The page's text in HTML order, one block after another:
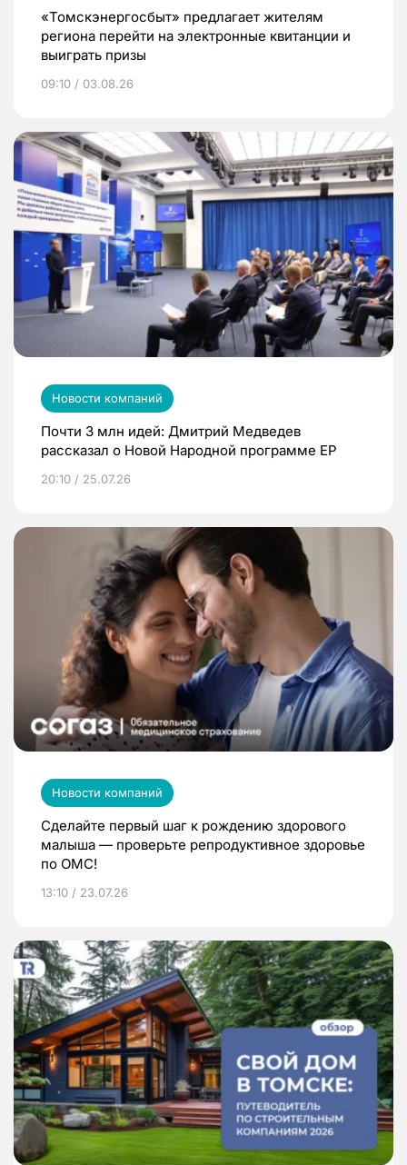
«Томскэнергосбыт» предлагает жителям
региона перейти на электронные квитанции и
выиграть призы
09:10 / 03.08.26
Новости компаний
Почти 3 млн идей: Дмитрий Медведев
рассказал о Новой Народной программе ЕР
20:10 / 25.07.26
Новости компаний
Сделайте первый шаг к рождению здорового
малыша — проверьте репродуктивное здоровье
по ОМС!
13:10 / 23.07.26